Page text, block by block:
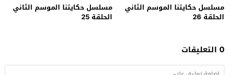
مسلسل حكايتنا الموسم الثاني
الحلقة 26
مسلسل حكايتنا الموسم الثاني
الحلقة 25
0 التعليقات